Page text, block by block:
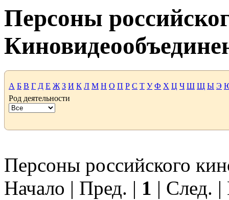
Персоны
А Б В Г Д Е Ж З И К Л М Н О П Р С Т У Ф Х Ц Ч Ш Щ Ы Э
Род деятельности
Персоны российского
Начало | Пред. | 1 | След.